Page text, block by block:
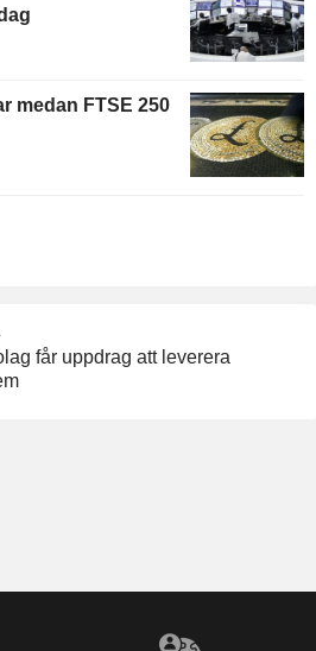
medan FTSE 250
får uppdrag att leverera